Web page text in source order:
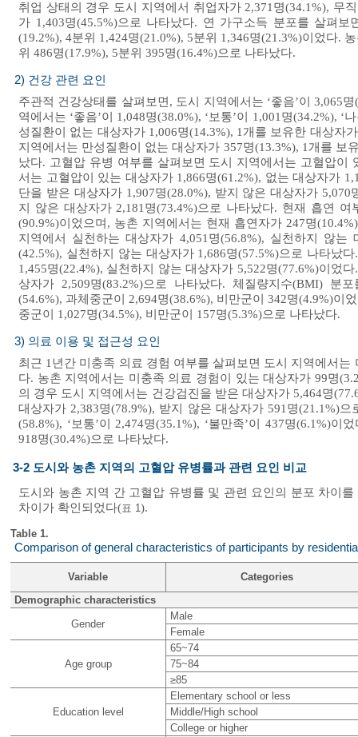
취업 상태의 경우 도시 지역에서 취업자가 2,371명(34.1%), 무
가 1,403명(45.5%)으로 나타났다. 연 가구소득 분포를 살펴
(19.2%), 4분위 1,424명(21.0%), 5분위 1,346명(21.3%)이었다.
위 486명(17.9%), 5분위 395명(16.4%)으로 나타났다.
2) 건강 관련 요인
주관적 건강상태를 살펴보면, 도시 지역에서는 ‘좋음’이 3,065
역에서는 ‘좋음’이 1,048명(38.0%), ‘보통’이 1,001명(34.2%),
성질환이 없는 대상자가 1,006명(14.3%), 1개를 보유한 대상자
지역에서는 만성질환이 없는 대상자가 357명(13.3%), 1개를 보
났다. 고혈압 유병 여부를 살펴보면 도시 지역에서는 고혈압이
서는 고혈압이 있는 대상자가 1,866명(61.2%), 없는 대상자가
단을 받은 대상자가 1,907명(28.0%), 받지 않은 대상자가
지 않은 대상자가 2,181명(73.4%)으로 나타났다. 현재 흡연
(90.9%)이었으며, 농촌 지역에서는 현재 흡연자가 247명
지역에서 실천하는 대상자가 4,051명(56.8%), 실천하지 않
(42.5%), 실천하지 않는 대상자가 1,686명(57.5%)으로 나타났
1,455명(22.4%), 실천하지 않는 대상자가 5,522명(77.6%)이었
상자가 2,509명(83.2%)으로 나타났다. 체질량지수(BMI) 분
(54.6%), 과체중군이 2,694명(38.6%), 비만군이 342명(4.9%)이
중군이 1,027명(34.5%), 비만군이 157명(5.3%)으로 나타났다.
3) 의료 이용 및 접근성 요인
최근 1년간 미충족 의료 경험 여부를 살펴보면 도시 지역에서
다. 농촌 지역에서는 미충족 의료 경험이 있는 대상자가 99명
의 경우 도시 지역에서는 건강검진을 받은 대상자가 5,464명
대상자가 2,383명(78.9%), 받지 않은 대상자가 591명(21.1%)
(58.8%), ‘보통’이 2,474명(35.1%), ‘불만족’이 437명(6.1%)이
918명(30.4%)으로 나타났다.
3-2 도시와 농촌 지역의 고혈압 유병률과 관련 요인 비교
도시와 농촌 지역 간 고혈압 유병률 및 관련 요인의 분포 차이
차이가 확인되었다(표 1).
Table 1.
Comparison of general characteristics of participants by
Variable
Categories
Demographic characteristics
Gender
Male
Female
Age group
65~74
75~84
≥85
Education level
Elementary school or less
Middle/High school
College or higher